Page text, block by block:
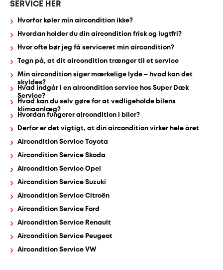
Serviceaftale
Udstødning
SDS
Mobilitet
Fdm
kvalitetskontrol
Finansiering
Se
alle
services
her
SERVICE HER
Hvorfor køler min aircondition ikke?
Hvordan holder du din aircondition frisk og lugtfri?
Hvor ofte bør jeg få serviceret min aircondition?
Tegn på, at dit aircondition trænger til et service
Min aircondition siger mærkelige lyde – hvad kan det
skyldes?
Hvad indgår i en aircondition service hos Super Dæk
Service?
Hvad kan du selv gøre for at vedligeholde bilens
klimaanlæg?
Hvordan fungerer aircondition i biler?
Derfor er det vigtigt, at din aircondition virker hele året
Aircondition Service Toyota
Aircondition Service Skoda
Aircondition Service Opel
Aircondition Service Suzuki
Aircondition Service Citroën
Aircondition Service Ford
Aircondition Service Renault
Aircondition Service Peugeot
Aircondition Service VW